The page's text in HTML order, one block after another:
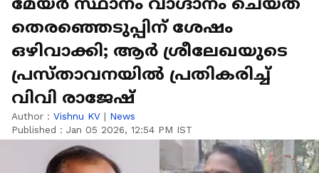
തെരഞ്ഞെടുപ്പിന് ശേഷം
ഒഴിവാക്കി; ആ‍ർ ശ്രീലേഖയുടെ
പ്രസ്താവനയിൽ പ്രതികരിച്ച്
വിവി രാജേഷ്
Author : Vishnu KV | News
Published : Jan 05 2026, 12:54 PM IST